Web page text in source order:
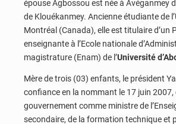
épouse Agbossou est née à Avéganmey
de Klouékanmey. Ancienne étudiante de
Montréal (Canada), elle est titulaire d’un
enseignante à l’Ecole nationale
magistrature (Enam) de l’Université
Mère de trois (03) enfants, le président
confiance en la nommant le 17 juin 2007,
gouvernement comme ministre de
secondaire, de la formation technique et